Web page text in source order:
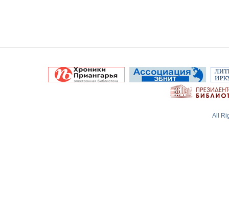
All